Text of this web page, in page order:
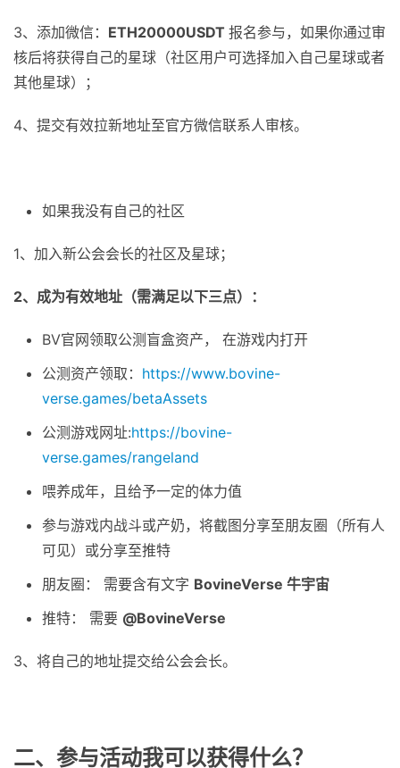
3、添加微信： ETH20000USDT 报名参与，如果你通过审
核后将获得自己的星球（社区用户可选择加入自己星球或者
其他星球）；
4、提交有效拉新地址至官方微信联系人审核。
如果我没有自己的社区
1、加入新公会会长的社区及星球；
2、成为有效地址（需满足以下三点）：
BV官网领取公测盲盒资产， 在游戏内打开
公测资产领取： https://www.bovine-
verse.games/betaAssets
公测游戏网址:https://bovine-
verse.games/rangeland
喂养成年，且给予一定的体力值
参与游戏内战斗或产奶，将截图分享至朋友圈（所有人
可见）或分享至推特
朋友圈： 需要含有文字 BovineVerse 牛宇宙
推特： 需要 @BovineVerse
3、将自己的地址提交给公会会长。
二、参与活动我可以获得什么？